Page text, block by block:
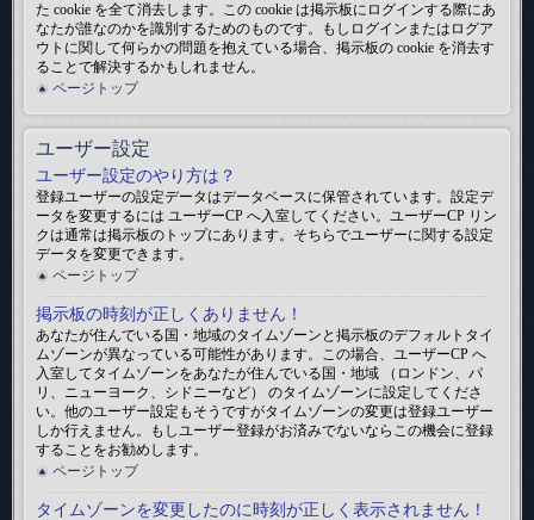
た cookie を全て消去します。この cookie は掲示板にログインする際にあ
なたが誰なのかを識別するためのものです。もしログインまたはログア
ウトに関して何らかの問題を抱えている場合、掲示板の cookie を消去す
ることで解決するかもしれません。
ページトップ
ユーザー設定
ユーザー設定のやり方は？
登録ユーザーの設定データはデータベースに保管されています。設定デ
ータを変更するには ユーザーCP へ入室してください。ユーザーCP リン
クは通常は掲示板のトップにあります。そちらでユーザーに関する設定
データを変更できます。
ページトップ
掲示板の時刻が正しくありません！
あなたが住んでいる国・地域のタイムゾーンと掲示板のデフォルトタイ
ムゾーンが異なっている可能性があります。この場合、ユーザーCP へ
入室してタイムゾーンをあなたが住んでいる国・地域 （ロンドン、パ
リ、ニューヨーク、シドニーなど） のタイムゾーンに設定してくださ
い。他のユーザー設定もそうですがタイムゾーンの変更は登録ユーザー
しか行えません。もしユーザー登録がお済みでないならこの機会に登録
することをお勧めします。
ページトップ
タイムゾーンを変更したのに時刻が正しく表示されません！